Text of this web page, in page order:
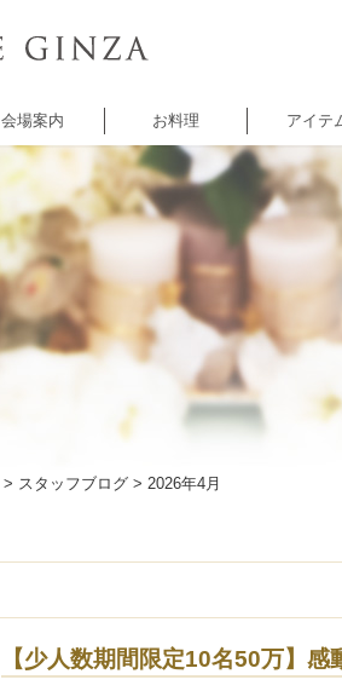
会場案内
バンケット
5thアベニュー
バンケット
シャンゼリゼ
アベニュー
レストラン
ANNOREVE
お料理 アイテ
> スタッフブログ > 2026年4月
【少人数期間限定10名50万】